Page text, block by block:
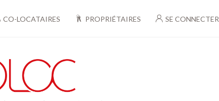
CO-LOCATAIRES PROPRIÉTAIRES SE CONNECTER